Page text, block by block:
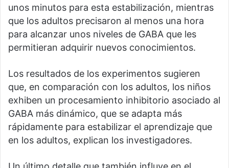
unos minutos para esta estabilización, mientras
que los adultos precisaron al menos una hora
para alcanzar unos niveles de GABA que les
permitieran adquirir nuevos conocimientos.
Los resultados de los experimentos sugieren
que, en comparación con los adultos, los niños
exhiben un procesamiento inhibitorio asociado al
GABA más dinámico, que se adapta más
rápidamente para estabilizar el aprendizaje que
en los adultos, explican los investigadores.